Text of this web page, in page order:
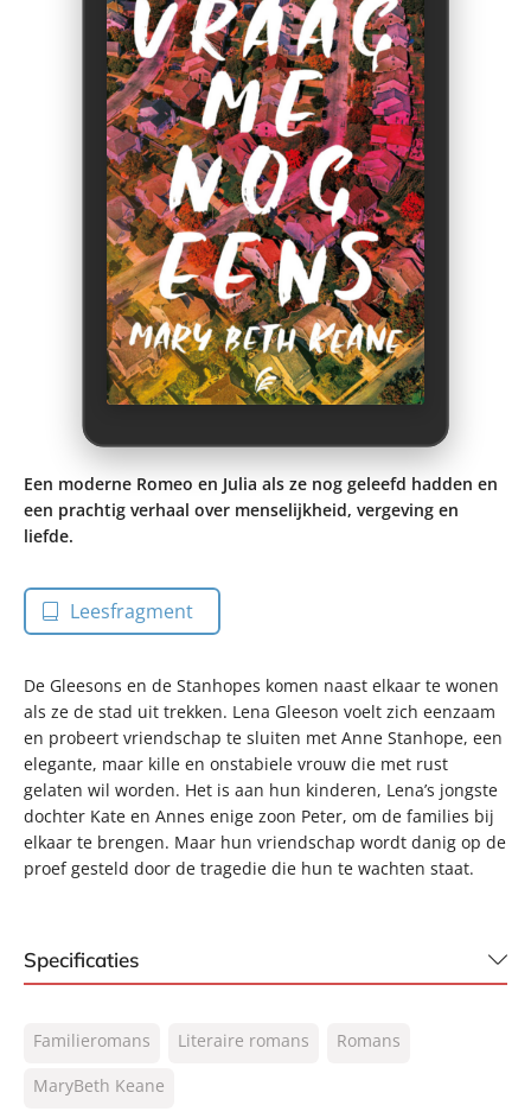
Een moderne Romeo en Julia als ze nog geleefd hadden en
een prachtig verhaal over menselijkheid, vergeving en
liefde.
Leesfragment
De Gleesons en de Stanhopes komen naast elkaar te wonen
als ze de stad uit trekken. Lena Gleeson voelt zich eenzaam
en probeert vriendschap te sluiten met Anne Stanhope, een
elegante, maar kille en onstabiele vrouw die met rust
gelaten wil worden. Het is aan hun kinderen, Lena’s jongste
dochter Kate en Annes enige zoon Peter, om de families bij
elkaar te brengen. Maar hun vriendschap wordt danig op de
proef gesteld door de tragedie die hun te wachten staat.
Specificaties
NUR:
302
Type:
Familieromans Literaire romans
Romans
MaryBeth Keane